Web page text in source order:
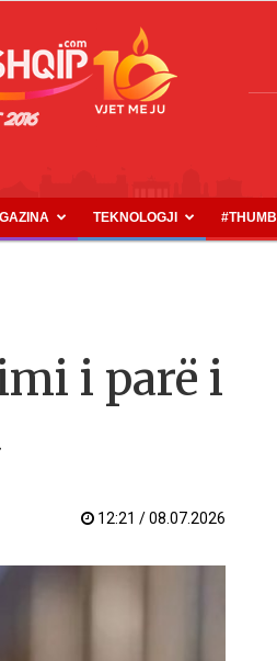
INFOSHQIP.COM
TEKNOLOGJI #THUMB
i parë i
12:21 / 08.07.2026